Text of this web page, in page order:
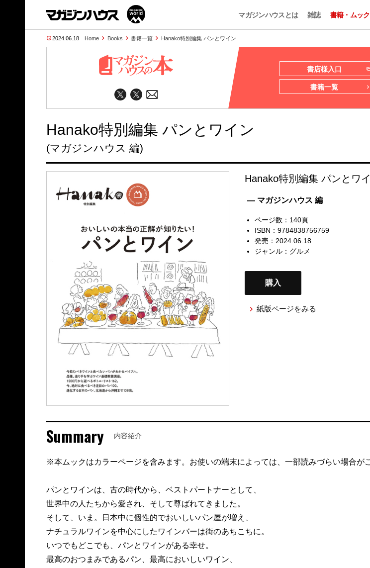
マガジンハウスとは 雑誌 書籍・ムック
2024.06.18 Home Books 書籍一覧 Hanako特別編集 パンとワイン
書店様入口
書籍一覧
Hanako特別編集 パンとワイン
(マガジンハウス 編)
Hanako特別編集 パンとワ
— マガジンハウス 編
ページ数：140頁
ISBN：9784838756759
発売：2024.06.18
ジャンル： グルメ
購入
紙版ページをみる
Summary 内容紹介
※本ムックはカラーページを含みます。お使いの端末によっては、一部読みづらい場合が
パンとワインは、古の時代から、ベストパートナーとして、
世界中の人たちから愛され、そして尊ばれてきました。
そして、いま。日本中に個性的でおいしいパン屋が増え、
ナチュラルワインを中心にしたワインバーは街のあちこちに。
いつでもどこでも、パンとワインがある幸せ。
最高のおつまみであるパン、最高においしいワイン、